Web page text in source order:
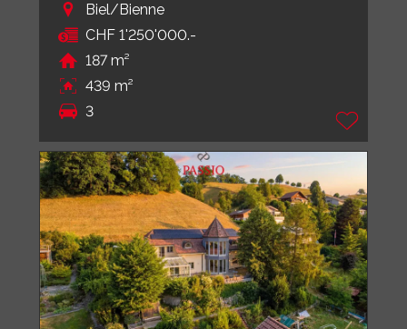
Biel/Bienne
CHF 1'250'000.-
187 m²
439 m²
3